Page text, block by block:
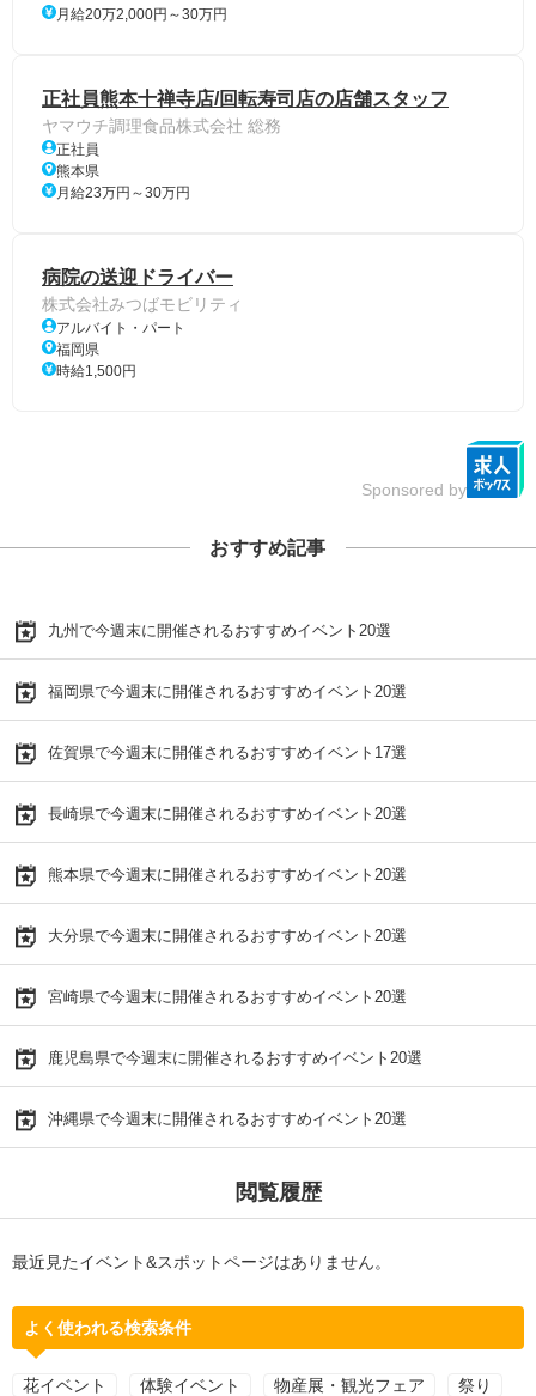
月給20万2,000円～30万円
正社員熊本十禅寺店/回転寿司店の店舗スタッフ
ヤマウチ調理食品株式会社 総務
正社員
熊本県
月給23万円～30万円
病院の送迎ドライバー
株式会社みつばモビリティ
アルバイト・パート
福岡県
時給1,500円
Sponsored by
おすすめ記事
九州で今週末に開催されるおすすめイベント20選
福岡県で今週末に開催されるおすすめイベント20選
佐賀県で今週末に開催されるおすすめイベント17選
長崎県で今週末に開催されるおすすめイベント20選
熊本県で今週末に開催されるおすすめイベント20選
大分県で今週末に開催されるおすすめイベント20選
宮崎県で今週末に開催されるおすすめイベント20選
鹿児島県で今週末に開催されるおすすめイベント20選
沖縄県で今週末に開催されるおすすめイベント20選
閲覧履歴
最近見たイベント&スポットページはありません。
よく使われる検索条件
花イベント 体験イベント 物産展・観光フェア 祭り